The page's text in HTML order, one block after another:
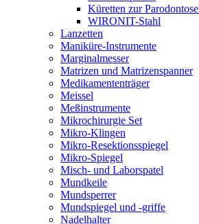
Küretten zur
WIRONIT-Stahl
Lanzetten
Maniküre-Instrumente
Marginalmesser
Matrizen und Matrizenspanner
Medikamententräger
Meissel
Meßinstrumente
Mikrochirurgie Set
Mikro-Klingen
Mikro-Resektionsspiegel
Mikro-Spiegel
Misch- und Laborspatel
Mundkeile
Mundsperrer
Mundspiegel und -griffe
Nadelhalter